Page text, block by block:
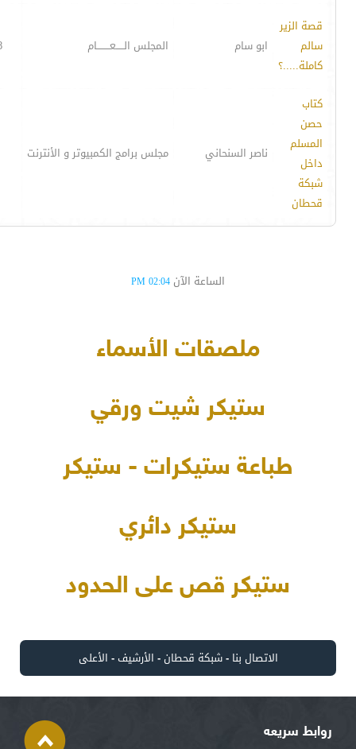
قصة الزير
سالم
كاملة.....؟
ابو سام المجلس الـــــعــــــــام
كتاب
حصن
المسلم
داخل
شبكة
قحطان
ناصر السنحاني مجلس برامج الكمبيوتر و الأنترنت
الساعة الآن 02:04 PM
ملصقات الأسماء
ستيكر شيت ورقي
طباعة ستيكرات - ستيكر
ستيكر دائري
ستيكر قص على الحدود
الاتصال بنا -شبكة قحطان- الأرشيف- الأعلى
روابط سريعه